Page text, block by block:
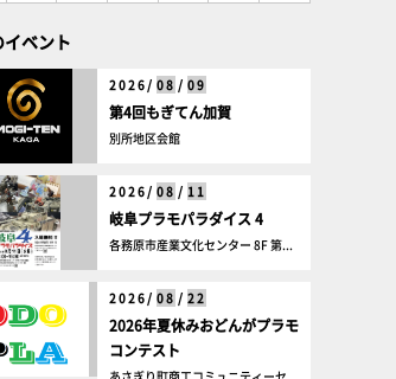
イベント
2026/ 08 / 09
第4回もぎてん加賀
別所地区会館
2026/ 08 / 11
岐阜プラモパラダイス 4
各務原市産業文化センター 8F 第...
2026/ 08 / 22
2026年夏休みおどんがプラモ
コンテスト